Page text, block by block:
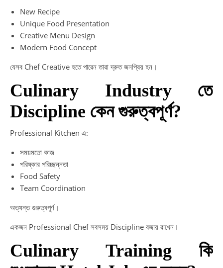
New Recipe
Unique Food Presentation
Creative Menu Design
Modern Food Concept
যেসব Chef Creative হতে পারেন তারা দ্রুত জনপ্রিয় হন।
Culinary Industry তে
Discipline কেন গুরুত্বপূর্ণ?
Professional Kitchen এ:
সময়মতো কাজ
পরিষ্কার পরিচ্ছন্নতা
Food Safety
Team Coordination
অত্যন্ত গুরুত্বপূর্ণ।
একজন Professional Chef সবসময় Discipline বজায় রাখেন।
Culinary Training কি